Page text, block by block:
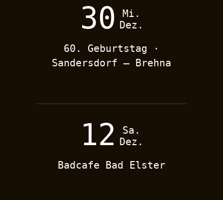
30
Mi.
Dez.
60. Geburtstag ·
Sandersdorf – Brehna
12
Sa.
Dez.
Badcafe Bad Elster